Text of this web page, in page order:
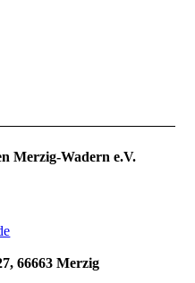
Merzig-Wadern e.V.
66663 Merzig